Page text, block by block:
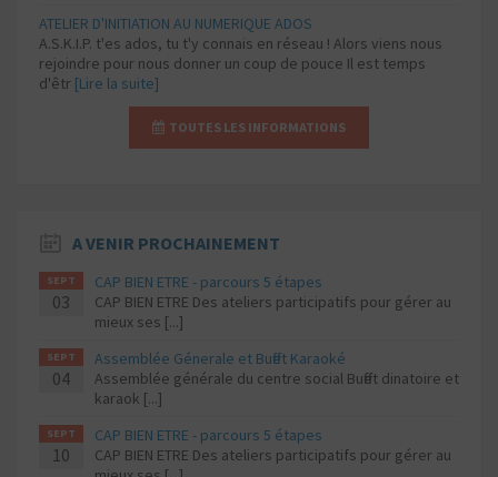
ATELIER D'INITIATION AU NUMERIQUE ADOS
A.S.K.I.P. t'es ados, tu t'y connais en réseau ! Alors viens nous
rejoindre pour nous donner un coup de pouce Il est temps
d'êtr [Lire la suite]
TOUTES LES INFORMATIONS
A VENIR PROCHAINEMENT
SEPT
03
CAP BIEN ETRE - parcours 5 étapes
CAP BIEN ETRE Des ateliers participatifs pour gérer au
mieux ses [...]
SEPT
04
Assemblée Génerale et Buffet Karaoké
Assemblée générale du centre social Buffet dinatoire et
karaok [...]
SEPT
10
CAP BIEN ETRE - parcours 5 étapes
CAP BIEN ETRE Des ateliers participatifs pour gérer au